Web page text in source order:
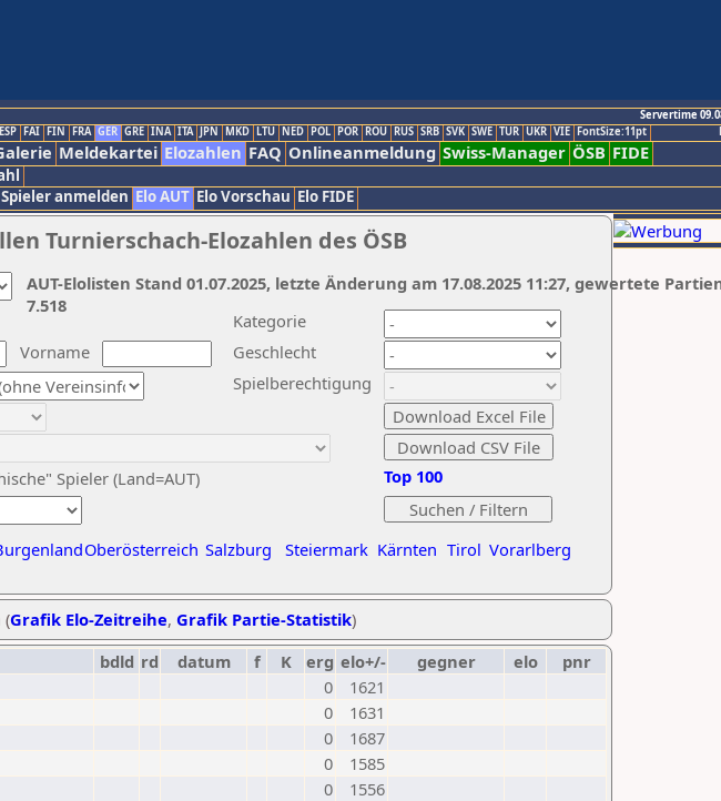
Servertime
ESP FAI FIN FRA GER GRE INA ITA JPN MKD LTU NED POL POR ROU RUS SRB SVK SWE TUR UKR VIE FontSize:11pt
Meldekartei Elozahlen FAQ Onlineanmeldung Swiss-Manager ÖSB FIDE
Spieler anmelden Elo AUT Elo Vorschau Elo FIDE
Turnierschach-Elozahlen des ÖSB
Vorname
Kategorie
Geschlecht
Spieler (Land=AUT)
Spielberechtigung
Oberösterreich Salzburg Steiermark Kärnten Tirol Vorarlberg
Top 100
AUT-Elolisten Stand 01.07.2025, letzte Änderung am 17.08.2025 11:27, gewertete
7.518
(Grafik Elo-Zeitreihe, Grafik Partie-Statistik)
bdld rd datum f K erg elo+/- gegner elo
pnr
0
1621
0
1631
0
1687
0
1585
0
1556